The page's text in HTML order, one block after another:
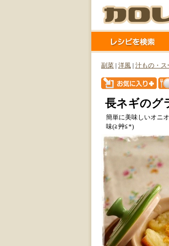
副菜 洋風 汁もの・ス
長ネギのグ
簡単に美味しいオニ
味(≧艸≦*)